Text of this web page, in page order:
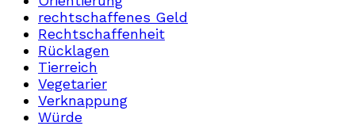
rechtschaffenes Geld
Rechtschaffenheit
Rücklagen
Tierreich
Vegetarier
Verknappung
Würde